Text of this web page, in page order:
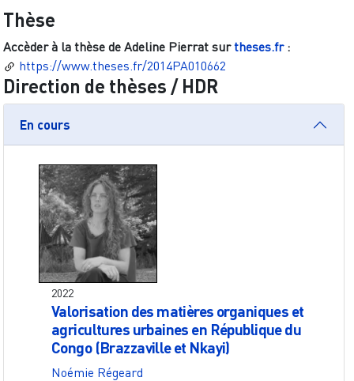
Thèse
Accèder à la thèse de Adeline Pierrat surtheses.fr:
https://www.theses.fr/2014PA010662
Direction de thèses / HDR
En cours
2022
Valorisation des matières organiques et
agricultures urbaines en République du
Congo (Brazzaville et Nkayi)
Noémie Régeard